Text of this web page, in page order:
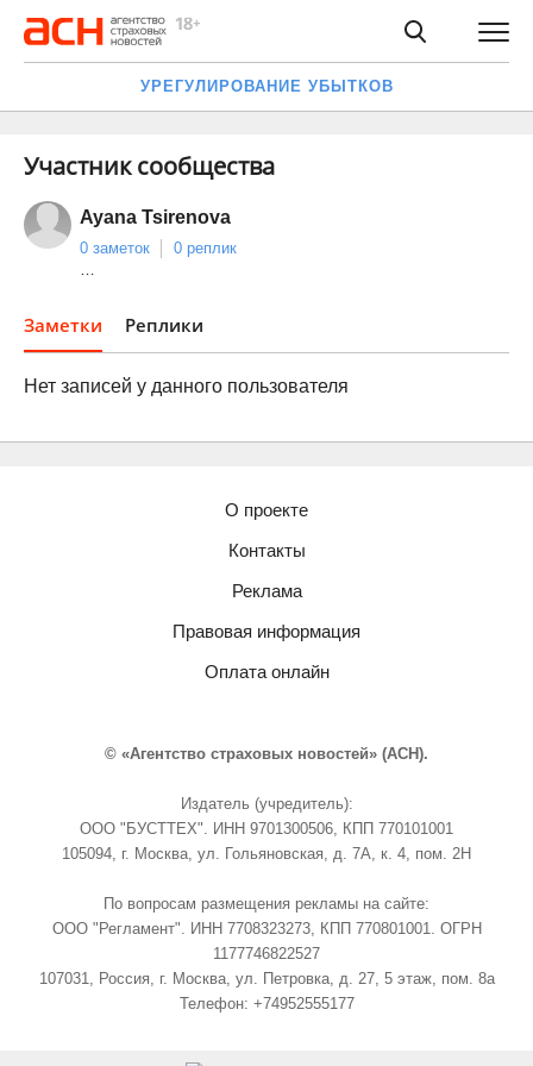
УРЕГУЛИРОВАНИЕ УБЫТКОВ
Участник сообщества
Ayana Tsirenova
0 заметок
0 реплик
…
Заметки Реплики
Нет записей у данного пользователя
О проекте
Контакты
Реклама
Правовая информация
Оплата онлайн
© «Агентство страховых новостей» (АСН).
Издатель (учредитель):
ООО "БУСТТЕХ". ИНН 9701300506, КПП 770101001
105094, г. Москва, ул. Гольяновская, д. 7А, к. 4, пом. 2Н
По вопросам размещения рекламы на сайте:
ООО "Регламент". ИНН 7708323273, КПП 770801001. ОГРН
1177746822527
107031, Россия, г. Москва, ул. Петровка, д. 27, 5 этаж, пом. 8а
Телефон: +74952555177